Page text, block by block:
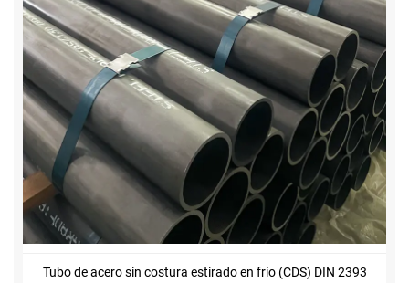
Tubo de acero sin costura estirado en frío (CDS) DIN 2393